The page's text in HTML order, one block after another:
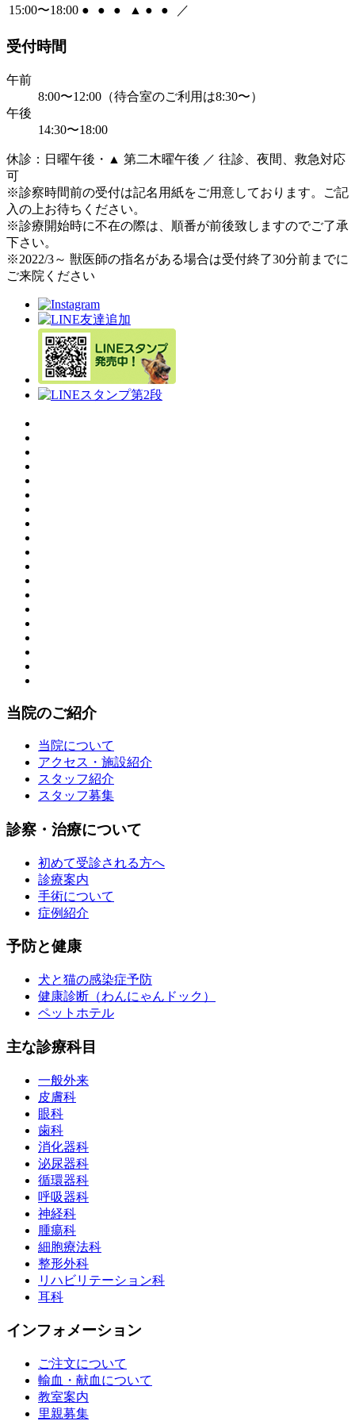
15:00〜18:00 ● ● ● ▲ ● ● ／
受付時間
午前
8:00〜12:00（待合室のご利用は8:30〜）
午後
14:30〜18:00
休診：日曜午後・▲ 第二木曜午後 ／ 往診、夜間、救急対応
可
※診察時間前の受付は記名用紙をご用意しております。ご記
入の上お待ちください。
※診療開始時に不在の際は、順番が前後致しますのでご了承
下さい。
※2022/3～ 獣医師の指名がある場合は受付終了30分前までに
ご来院ください
当院のご紹介
当院について
アクセス・施設紹介
スタッフ紹介
スタッフ募集
診察・治療について
初めて受診される方へ
診療案内
手術について
症例紹介
予防と健康
犬と猫の感染症予防
健康診断（わんにゃんドック）
ペットホテル
主な診療科目
一般外来
皮膚科
眼科
歯科
消化器科
泌尿器科
循環器科
呼吸器科
神経科
腫瘍科
細胞療法科
整形外科
リハビリテーション科
耳科
インフォメーション
ご注文について
輸血・献血について
教室案内
里親募集